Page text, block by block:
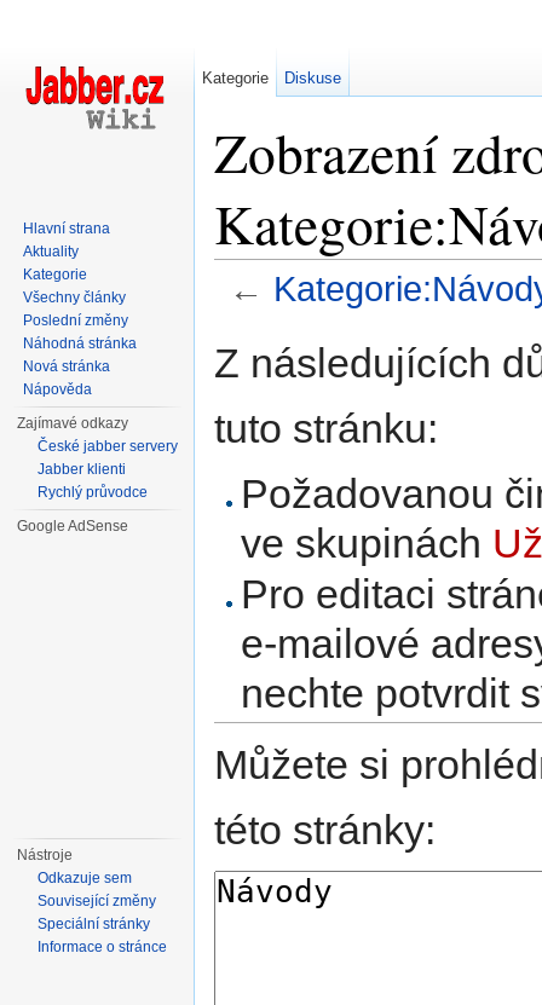
Zobrazení
←
Z následujících
tuto stránku:
Požadovanou
ve skupinách
Pro editaci
e-mailové
nechte potvrdit
Můžete si
této stránky:
Kategorie Diskuse
Hlavní strana
Aktuality
Kategorie
Všechny články
Poslední změny
Náhodná stránka
Nová stránka
Nápověda
Zajímavé odkazy
České jabber servery
Jabber klienti
Rychlý průvodce
Google AdSense
Nástroje
Odkazuje sem
Související změny
Speciální stránky
Informace o stránce